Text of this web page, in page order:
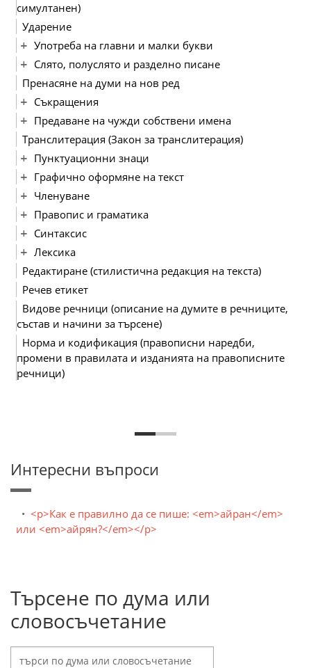
симултанен)
Ударение
Употреба на главни и малки букви
Слято, полуслято и разделно писане
Пренасяне на думи на нов ред
Съкращения
Предаване на чужди собствени имена
Транслитерация (Закон за транслитерация)
Пунктуационни знаци
Графично оформяне на текст
Членуване
Правопис и граматика
Синтаксис
Лексика
Редактиране (стилистична редакция на текста)
Речев етикет
Видове речници (описание на думите в речниците,
състав и начини за търсене)
Норма и кодификация (правописни наредби,
промени в правилата и изданията на правописните
речници)
Интересни въпроси
<p>Как е правилно да се пише: <em>айран</em>
или <em>айрян?</em></p>
Търсене по дума или
словосъчетание